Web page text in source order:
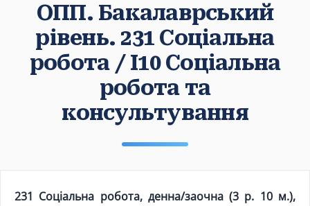
ОПП. Бакалаврський
рівень. 231 Соціальна
робота / І10 Соціальна
робота та
консультування
231 Соціальна робота, денна/заочна (3 р. 10 м.),